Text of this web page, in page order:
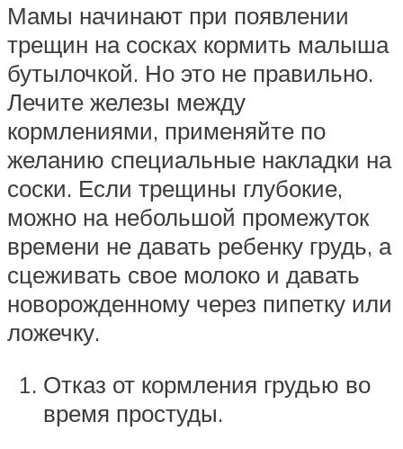
Мамы начинают при появлении
трещин на сосках кормить малыша
бутылочкой. Но это не правильно.
Лечите железы между
кормлениями, применяйте по
желанию специальные накладки на
соски. Если трещины глубокие,
можно на небольшой промежуток
времени не давать ребенку грудь, а
сцеживать свое молоко и давать
новорожденному через пипетку или
ложечку.
Отказ от кормления грудью во
время простуды.